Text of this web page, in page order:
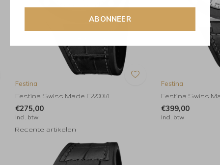
ABONNEER
Festina
Festina Swiss Made F22001/1
€275,00
Incl. btw
Festina
Festina Swiss
€399,00
Incl. btw
Recente artikelen